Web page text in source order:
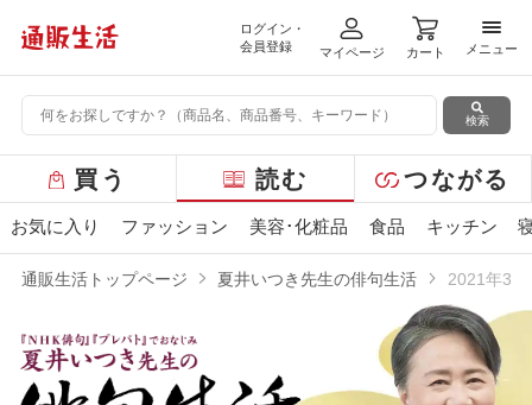
ログイン・
会員登録
マイページ カート
メニ
メニュー
検索
ー
バ
買う 読む つながる
お気に入り ファッション 美容･化粧品 食品 キッチン
通販生活トップページ 夏井いつき先生の俳句生活 2021年3